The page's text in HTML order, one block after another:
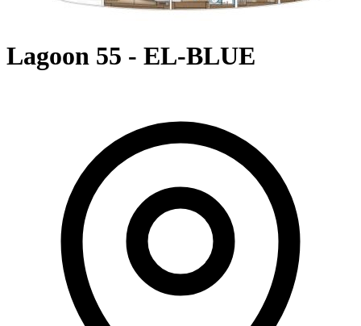
Lagoon 55 - EL-BLUE